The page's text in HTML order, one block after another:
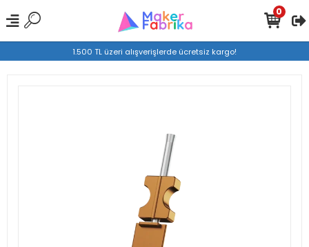
1.500 TL üzeri alışverişlerde ücretsiz kargo!
0